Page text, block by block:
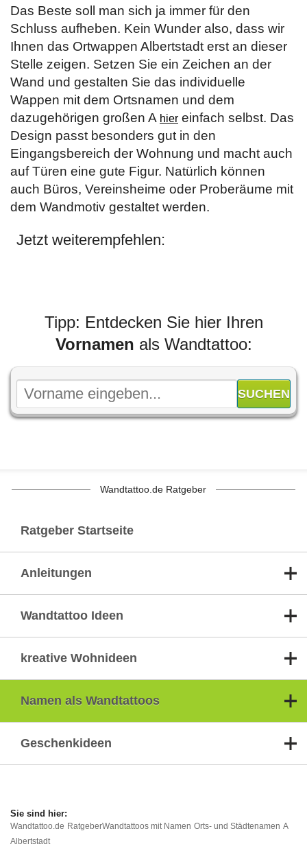
Das Beste soll man sich ja immer für den
Schluss aufheben. Kein Wunder also, dass wir
Ihnen das Ortwappen Albertstadt erst an dieser
Stelle zeigen. Setzen Sie ein Zeichen an der
Wand und gestalten Sie das individuelle
Wappen mit dem Ortsnamen und dem
dazugehörigen großen A hier einfach selbst. Das
Design passt besonders gut in den
Eingangsbereich der Wohnung und macht auch
auf Türen eine gute Figur. Natürlich können
auch Büros, Vereinsheime oder Proberäume mit
dem Wandmotiv gestaltet werden.
Jetzt weiterempfehlen:
Tipp: Entdecken Sie hier Ihren
Vornamen als Wandtattoo:
Wandtattoo.de Ratgeber
Ratgeber Startseite
Anleitungen
Wandtattoo Ideen
kreative Wohnideen
Namen als Wandtattoos
Geschenkideen
Wandtattoo.de RatgeberWandtattoos mit Namen Orts- und Städtenamen A
Albertstadt